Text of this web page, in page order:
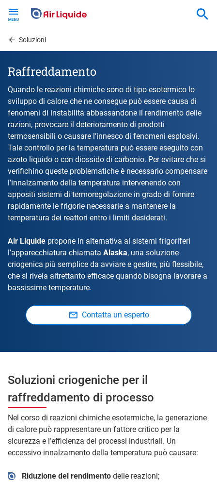
contentSoluzioni
Raffreddamento
Quando le reazioni chimiche sono di tipo esotermico lo
sviluppo di calore che ne consegue può essere causa di
fenomeni di instabilità abbassandone il rendimento delle
razioni, provocare il deterioramento di prodotti
termosensibili o causare l’innesco di fenomeni esplosivi.
Tale controllo per la temperatura può essere eseguito con
azoto liquido o con diossido di carbonio. Per evitare che si
verifichino queste problematiche è necessario compensare
l’innalzamento della temperatura intervenendo con
appositi sistemi di termoregolazione in grado di fornire
rapidamente le frigorie necessarie a mantenere la
temperatura dei reattori entro i limiti desiderati.
Air Liquide propone in alternativa ai sistemi frigoriferi
l’apparecchiatura chiamata Alaska, una soluzione
criogenica più semplice da avviare e gestire, più flessibile,
che si rivela altrettanto efficace quando bisogna lavorare a
bassissime temperature.
Contatta un esperto
Soluzioni criogeniche per il
raffreddamento di processo
Nel corso di reazioni chimiche esotermiche, la generazione
di calore può rappresentare un fattore critico per la
sicurezza e l’efficienza dei processi industriali. Un
eccessivo innalzamento della temperatura può causare:
Riduzione del rendimentodelle reazioni;